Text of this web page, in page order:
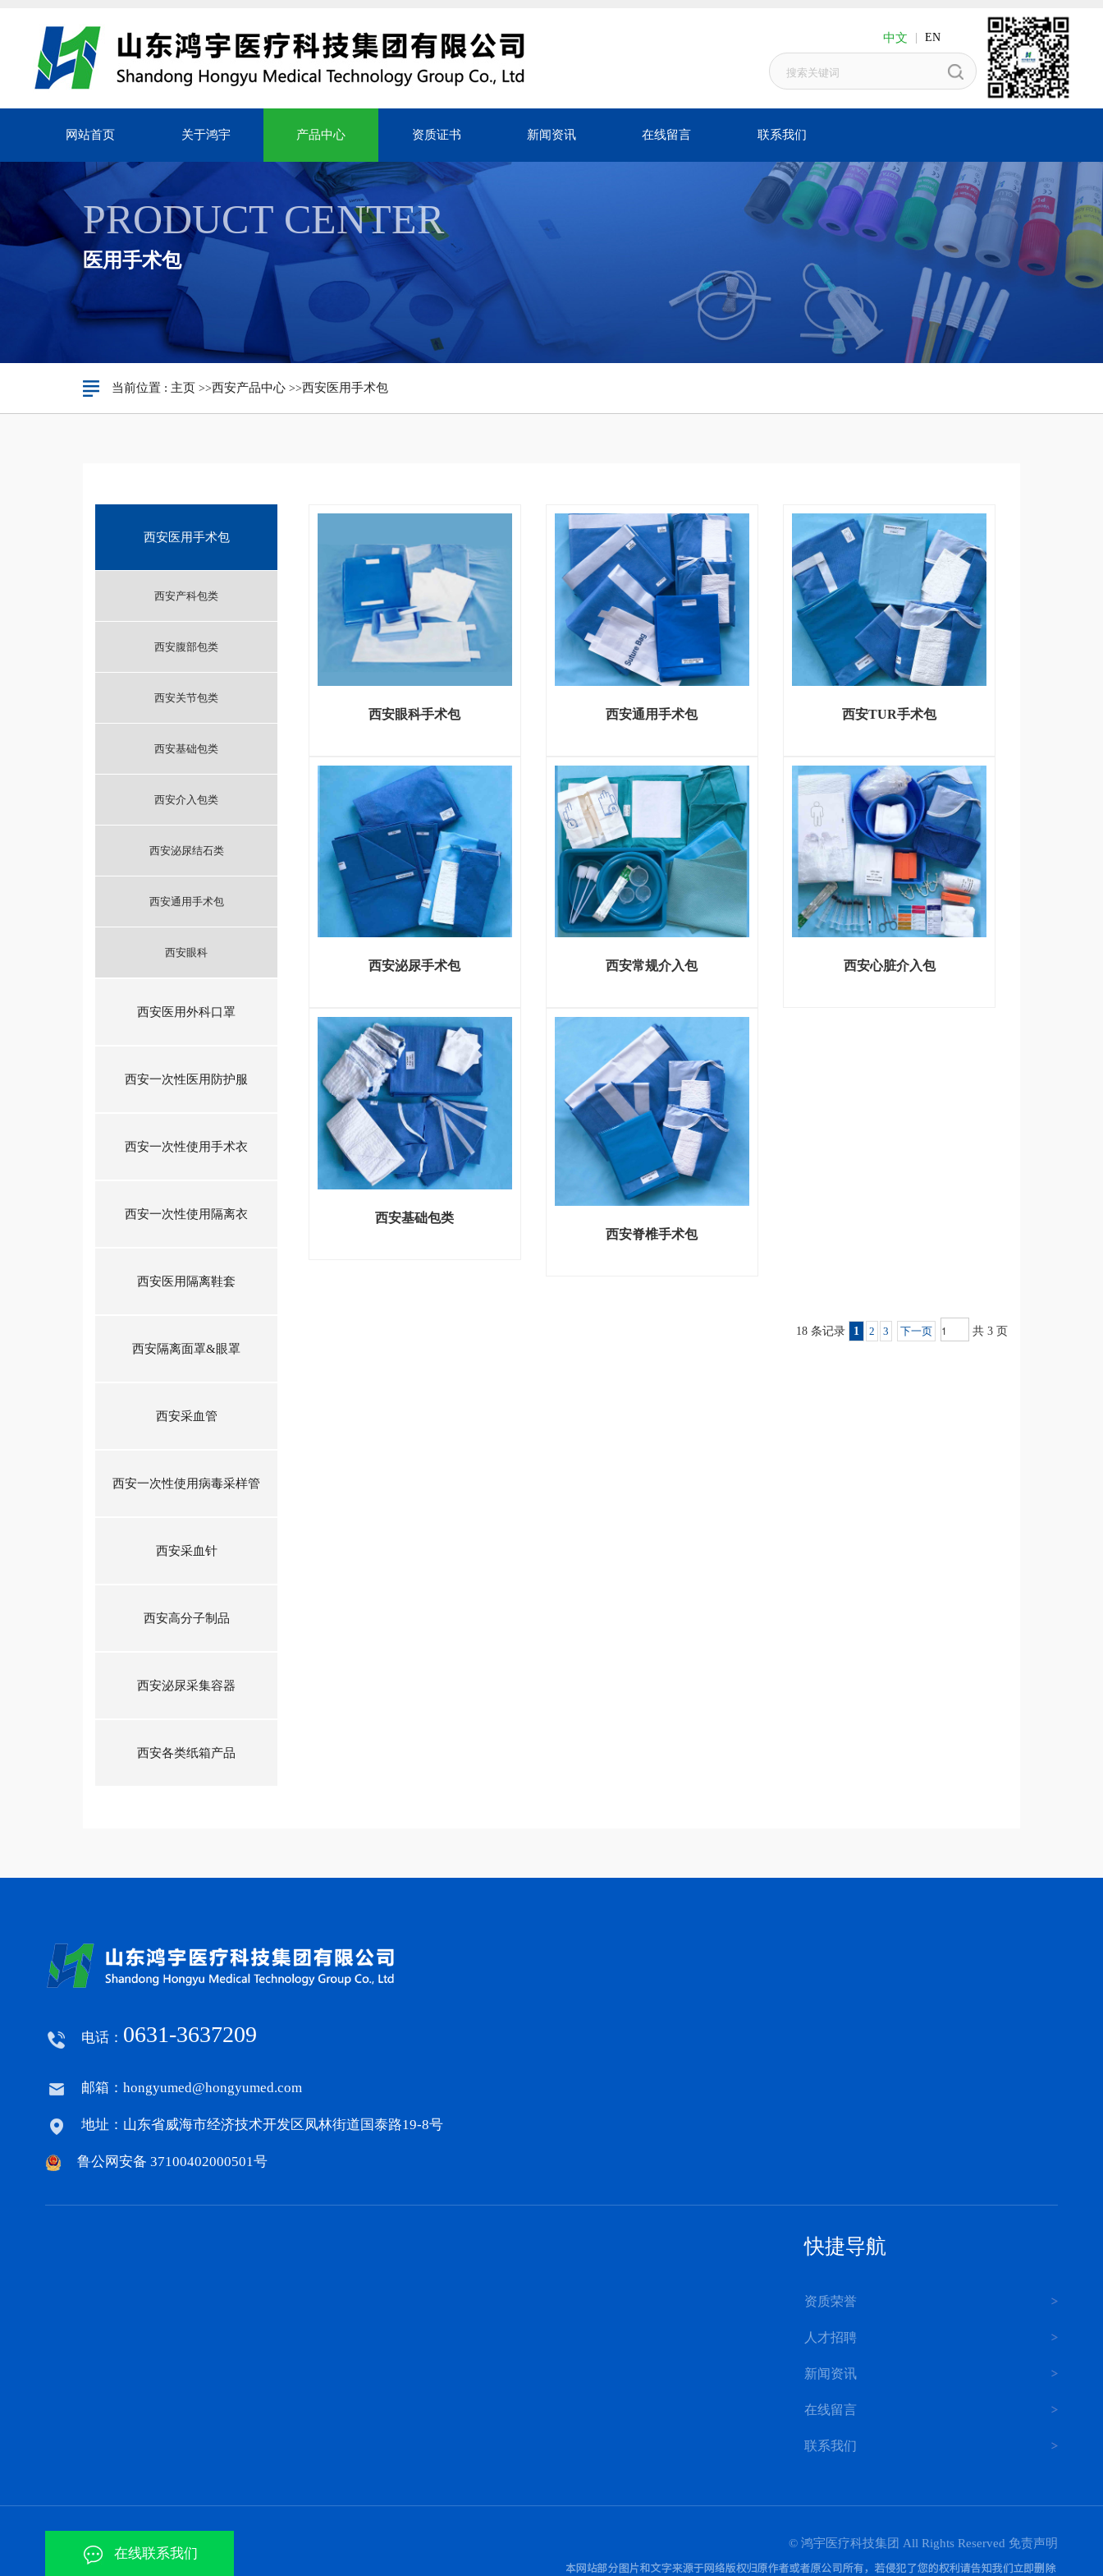
中文 | EN
网站首页 关于鸿宇 产品中心 资质证书 新闻资讯 在线留言 联系我们
PRODUCT CENTER
医用手术包
当前位置 : 主页 >>西安产品中心>>西安医用手术包
西安医用手术包
西安产科包类
西安腹部包类
西安关节包类
西安基础包类
西安介入包类
西安泌尿结石类
西安通用手术包
西安眼科
西安医用外科口罩
西安一次性医用防护服
西安一次性使用手术衣
西安一次性使用隔离衣
西安医用隔离鞋套
西安隔离面罩&眼罩
西安采血管
西安一次性使用病毒采样管
西安采血针
西安高分子制品
西安泌尿采集容器
西安各类纸箱产品
西安眼科手术包 西安通用手术包 西安TUR手术包
西安泌尿手术包 西安常规介入包 西安心脏介入包
西安基础包类
西安脊椎手术包
18 条记录 1 2 3 下一页 共 3 页
电话： 0631-3637209
邮箱：hongyumed@hongyumed.com
地址：山东省威海市经济技术开发区凤林街道国泰路19-8号
鲁公网安备 37100402000501号
快捷导航
资质荣誉
人才招聘
新闻资讯
在线留言
联系我们
在线联系我们
© 鸿宇医疗科技集团 All Rights Reserved 免责声明